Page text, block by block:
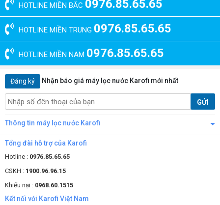
HOTLINE MIỀN BẮC 0976.85.65.65
HOTLINE MIỀN TRUNG 0976.85.65.65
HOTLINE MIỀN NAM 0976.85.65.65
Đăng ký Nhận báo giá máy lọc nước Karofi mới nhất
GỬI
Thông tin máy lọc nước Karofi
Tổng đài hỗ trợ của Karofi
Hotline : 0976.85.65.65
CSKH : 1900.96.96.15
Khiếu nại : 0968.60.1515
Kết nối với Karofi Việt Nam